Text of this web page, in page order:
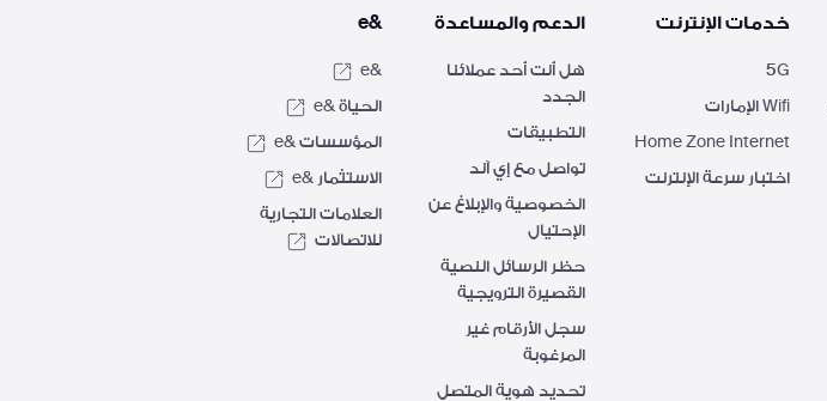
خدمات الإنترنت
5G
Wifi الإمارات
Home Zone Internet
اختبار سرعة الإنترنت
الدعم والمساعدة
هل أنت أحد عملائنا
الجدد
التطبيقات
تواصل مع إي آند
الخصوصية والإبلاغ عن
الإحتيال
حظر الرسائل النصية
القصيرة الترويجية
سجل الأرقام غير
المرغوبة
تحديد هوية المتصل
&e
&e
الحياة &e
المؤسسات &e
الاستثمار &e
العلامات التجارية
للاتصالات